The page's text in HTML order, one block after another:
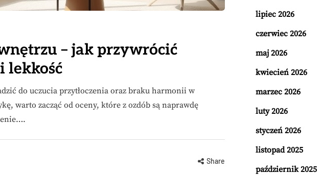
– jak przywrócić
lekkość
do uczucia przytłoczenia oraz braku harmonii w
warto zacząć od oceny, które z ozdób są naprawdę
Share
lipiec 2026
czerwiec 2026
maj 2026
kwiecień 2026
marzec 2026
luty 2026
styczeń 2026
listopad 2025
październik 2025